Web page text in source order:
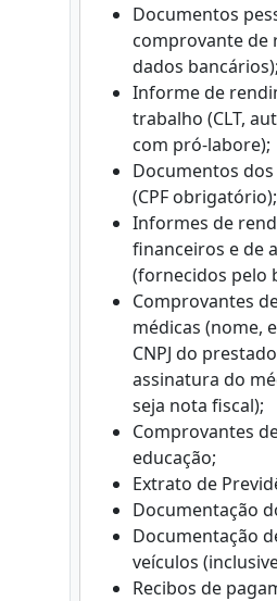
Documentos
comprovante de
dados bancários);
Informe de
trabalho (CLT,
com pró-labore);
Documentos
(CPF obrigatório);
Informes de
financeiros e de
(fornecidos pelo
Comprovantes
médicas (nome,
CNPJ do
assinatura do
seja nota fiscal);
Comprovantes
educação;
Extrato de
Documentação
Documentação
veículos
Recibos de